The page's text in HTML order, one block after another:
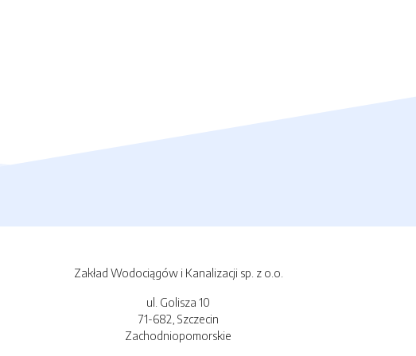
Zakład Wodociągów i Kanalizacji sp. z o.o.
ul. Golisza 10
71-682, Szczecin
Zachodniopomorskie